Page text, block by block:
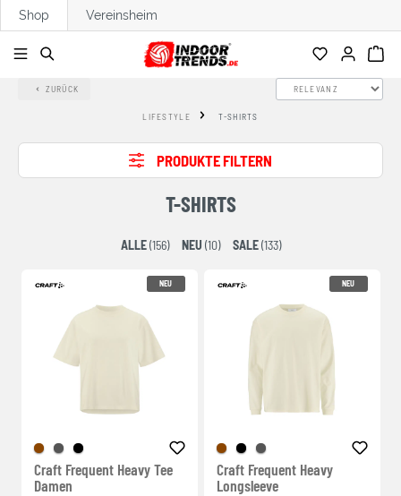
springen
Shop Vereinsheim
ZURÜCK
LIFESTYLE T-SHIRTS
PRODUKTE FILTERN
T-SHIRTS
ALLE(156) NEU (10) SALE(133)
NEU
Craft Frequent Heavy Tee
Damen
NEU
Craft Frequent Heavy
Longsleeve